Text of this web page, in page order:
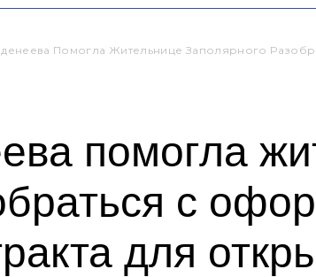
Помогла Жительнице Заполярного
помогла
с
для